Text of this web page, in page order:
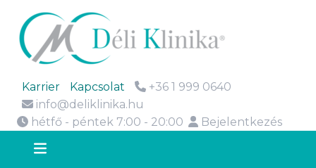
Karrier Kapcsolat
+36 1 999 0640
info@deliklinika.hu
hétfő - péntek 7:00 - 20:00
Bejelentkezés